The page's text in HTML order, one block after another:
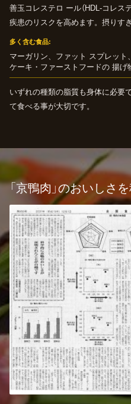
善玉コレステロ ール（HDL-コレス
疾患のリスクを高めます。摂りす
多く含む食品
マーガリン、ファット スプレッ
ケーキ・ファーストフードの 揚
いずれの種類の脂質も身体に必要
て食べる事が大切です。
「京鴨肉」のおいしさ